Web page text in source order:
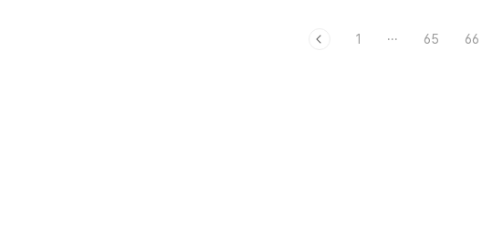
고 생각하면 됩니다. 엄밀히 따진
1 ··· 65 66